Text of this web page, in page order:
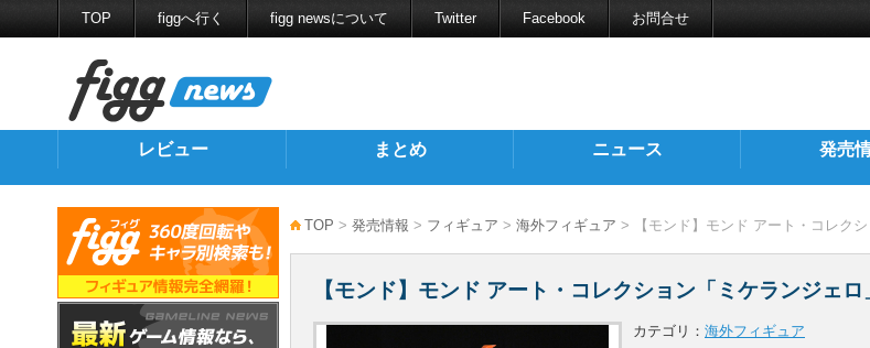
TOP figgへ行く figg newsについて Twitter Facebook お問合せ
レビュー まとめ ニュース 発売
TOP > 発売情報 > フィギュア > 海外フィギュア > 【モンド】モンド アート・コレク
【モンド】モンド アート・コレクション「ミケランジェ
カテゴリ： 海外フィギュア